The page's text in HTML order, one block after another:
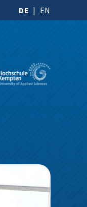
DE EN